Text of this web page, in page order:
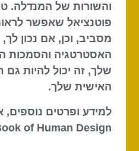
והשורות של המנדלה.
פוטנציאל שאפשר
מסביב, וכן, אם נכון
האסטרטגיה והסמכות
שלך, זה יכול להיות גם
האישית שלך.
למידע ופרטים נוספים,
of Human Design